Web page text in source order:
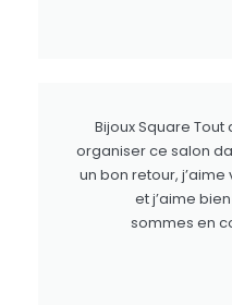
Bijoux Square Tout
organiser ce salon
un bon retour,
et j’aime
sommes en